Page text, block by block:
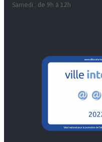
Samedi : de 9h à 12h